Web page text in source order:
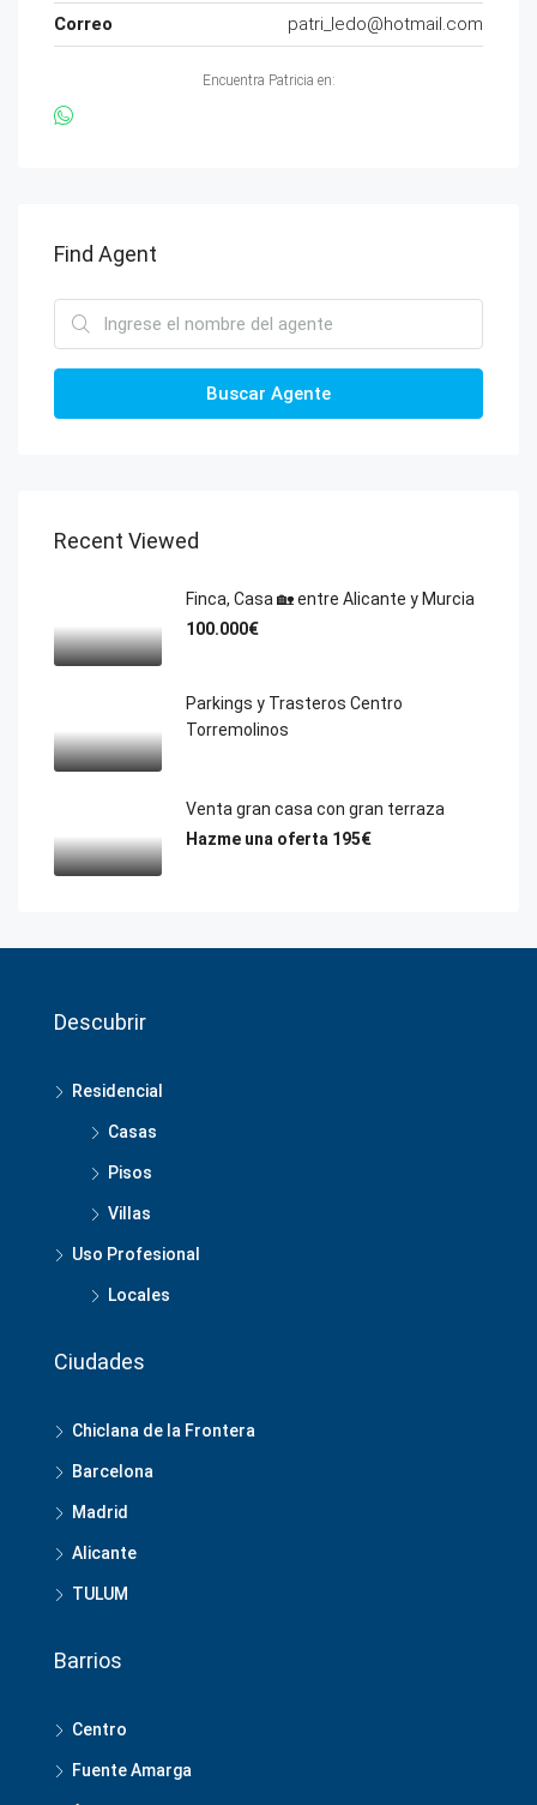
Correo
patri_ledo@hotmail.com
Encuentra Patricia en:
Find Agent
Buscar Agente
Recent Viewed
Finca, Casa 🏡 entre Alicante y Murcia
100.000€
Parkings y Trasteros Centro
Torremolinos
Venta gran casa con gran terraza
Hazme una oferta 195€
Descubrir
Residencial
Casas
Pisos
Villas
Uso Profesional
Locales
Ciudades
Chiclana de la Frontera
Barcelona
Madrid
Alicante
TULUM
Barrios
Centro
Fuente Amarga